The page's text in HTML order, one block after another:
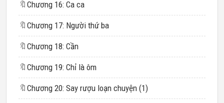
🔖 Chương 16: Ca ca
🔖 Chương 17: Người thứ ba
🔖 Chương 18: Cần
🔖 Chương 19: Chỉ là ôm
🔖 Chương 20: Say rượu loạn chuyện (1)